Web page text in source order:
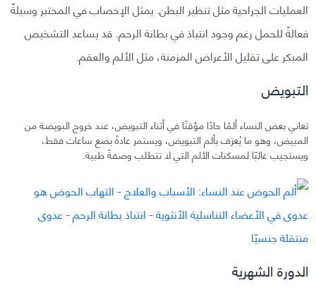
العمليات الجراحية مثل تنظير البطن. يمثل الإخصاب في المختبر وسيلةً
فعالةً للحمل رغم وجود انتباذ في بطانة الرحم. قد يساعد التشخيص
المبكر على تقليل الأعراض المزمنة، مثل الألم والعقم.
التبويض
تعاني بعض النساء ألمًا حادًا مؤقتًا في أثناء التبويض، عند خروج البويضة من
المبيض، وهو ما يُعرَف بألم التبويض، ويستمر عادةً بضع ساعات فقط،
ويستجيب غالبًا لمسكنات الألم التي لا تتطلب وصفةً طبية.
الدورة الشهرية